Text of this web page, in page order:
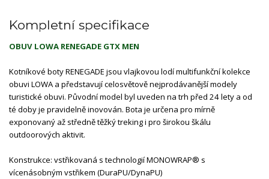
Kompletní specifikace
OBUV LOWA RENEGADE GTX MEN
Kotníkové boty RENEGADE jsou vlajkovou lodí multifunkční kolekce
obuvi LOWA a představují celosvětově nejprodávanější modely
turistické obuvi. Původní model byl uveden na trh před 24 lety a od
té doby je pravidelně inovován. Bota je určena pro mírně
exponovaný až středně těžký treking i pro širokou škálu
outdoorových aktivit.
Konstrukce: vstřikovaná s technologií MONOWRAP® s
vícenásobným vstřikem (DuraPU/DynaPU)